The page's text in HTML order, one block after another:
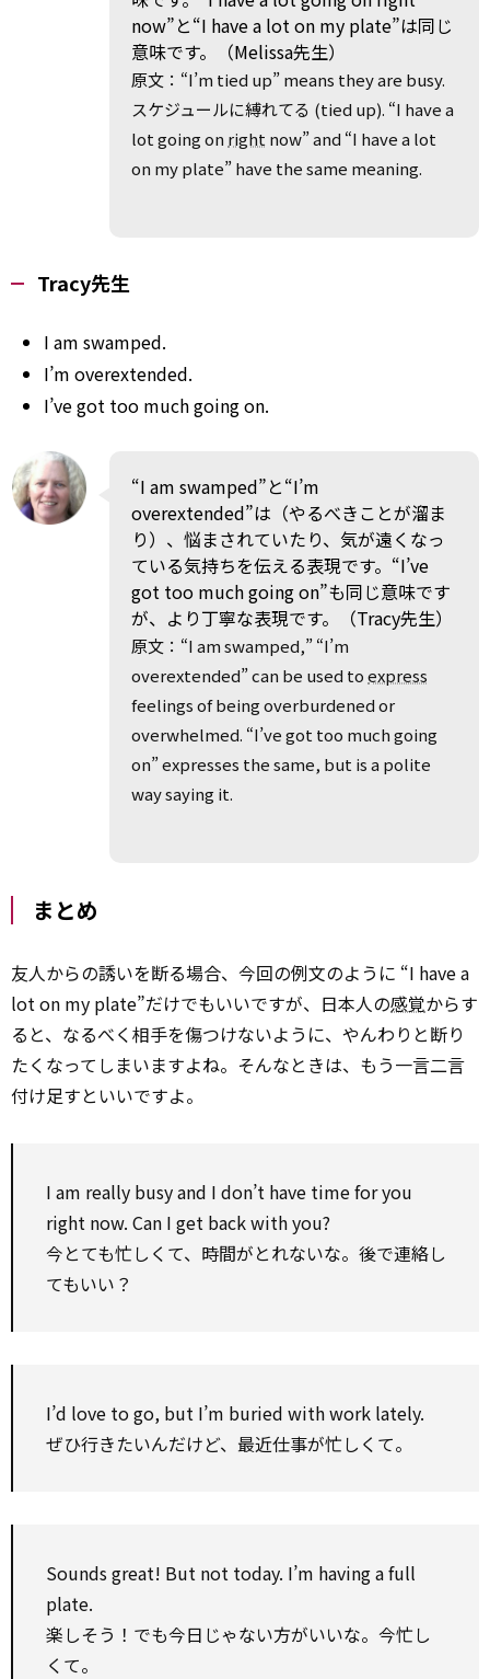
now”と“I have a lot on my plate”は同じ
意味です。（Melissa先生）
原文：“I’m tied up” means they are busy.
スケジュールに縛れてる (tied up). “I have a
lot going on right now” and “I have a lot
on my plate” have the same meaning.
Tracy先生
I am swamped.
I’m overextended.
I’ve got too much going on.
“I am swamped”と“I’m
overextended”は（やるべきことが溜ま
り）、悩まされていたり、気が遠くなっ
ている気持ちを伝える表現です。“I’ve
got too much going on”も同じ意味です
が、より丁寧な表現です。（Tracy先生）
原文：“I am swamped,” “I’m
overextended” can be used toexpress
feelings of being overburdened or
overwhelmed. “I’ve got too much going
on” expresses the same, but is a polite
way saying it.
まとめ
友人からの誘いを断る場合、今回の例文のように “I have a
lot on my plate”だけでもいいですが、日本人の感覚からす
ると、なるべく相手を傷つけないように、やんわりと断り
たくなってしまいますよね。そんなときは、もう一言二言
付け足すといいですよ。
I am really busy and I don’t have time for you
right now. Can I get back with you?
今とても忙しくて、時間がとれないな。後で連絡し
てもいい？
I’d love to go, but I’m buried with work lately.
ぜひ行きたいんだけど、最近仕事が忙しくて。
Sounds great! But not today. I’m having a full
plate.
楽しそう！でも今日じゃない方がいいな。今忙し
くて。